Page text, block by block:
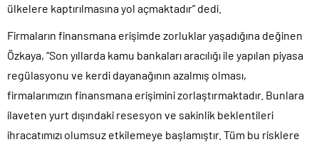
ülkelere kaptırılmasına yol açmaktadır” dedi.
Firmaların finansmana erişimde zorluklar yaşadığına değinen
Özkaya, “Son yıllarda kamu bankaları aracılığı ile yapılan piyasa
regülasyonu ve kerdi dayanağının azalmış olması,
firmalarımızın finansmana erişimini zorlaştırmaktadır. Bunlara
ilaveten yurt dışındaki resesyon ve sakinlik beklentileri
ihracatımızı olumsuz etkilemeye başlamıştır. Tüm bu risklere